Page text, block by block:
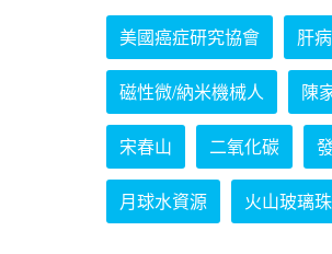
美國癌症研究協會 肝
磁性微/納米機械人 陳
宋春山 二氧化碳
月球水資源 火山玻璃珠